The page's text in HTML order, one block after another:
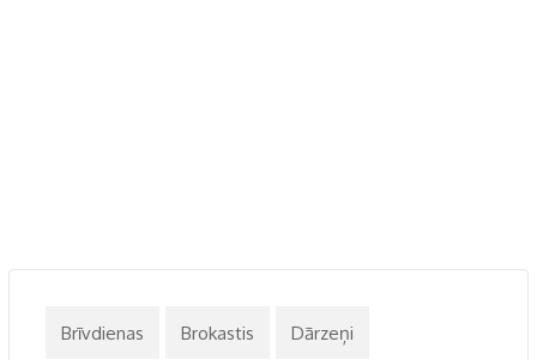
Brīvdienas Brokastis Dārzeņi